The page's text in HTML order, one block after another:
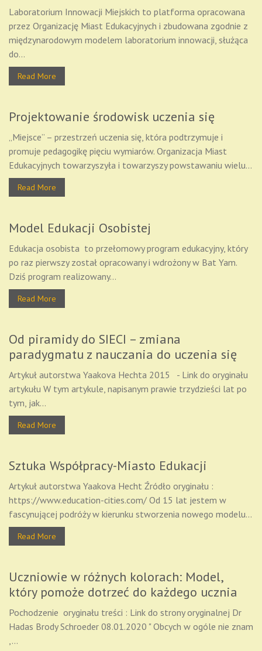
Laboratorium Innowacji Miejskich to platforma opracowana
przez Organizację Miast Edukacyjnych i zbudowana zgodnie z
międzynarodowym modelem laboratorium innowacji, służąca
do...
Read More
Projektowanie środowisk uczenia się
„Miejsce” – przestrzeń uczenia się, która podtrzymuje i
promuje pedagogikę pięciu wymiarów. Organizacja Miast
Edukacyjnych towarzyszyła i towarzyszy powstawaniu wielu...
Read More
Model Edukacji Osobistej
Edukacja osobista to przełomowy program edukacyjny, który
po raz pierwszy został opracowany i wdrożony w Bat Yam.
Dziś program realizowany...
Read More
Od piramidy do SIECI – zmiana
paradygmatu z nauczania do uczenia się
Artykuł autorstwa Yaakova Hechta 2015 - Link do oryginału
artykułu W tym artykule, napisanym prawie trzydzieści lat po
tym, jak...
Read More
Sztuka Współpracy-Miasto Edukacji
Artykuł autorstwa Yaakova Hecht Źródło oryginału :
https://www.education-cities.com/ Od 15 lat jestem w
fascynującej podróży w kierunku stworzenia nowego modelu...
Read More
Uczniowie w różnych kolorach: Model,
który pomoże dotrzeć do każdego ucznia
Pochodzenie oryginału treści : Link do strony oryginalnej Dr
Hadas Brody Schroeder 08.01.2020 " Obcych w ogóle nie znam
,...